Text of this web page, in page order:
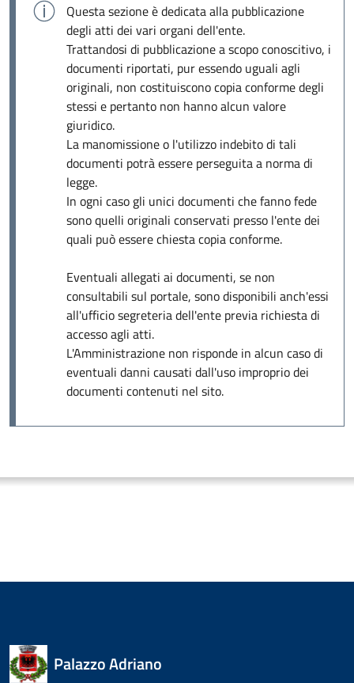
Questa sezione è dedicata alla pubblicazione
degli atti dei vari organi dell'ente.
Trattandosi di pubblicazione a scopo conoscitivo, i
documenti riportati, pur essendo uguali agli
originali, non costituiscono copia conforme degli
stessi e pertanto non hanno alcun valore
giuridico.
La manomissione o l'utilizzo indebito di tali
documenti potrà essere perseguita a norma di
legge.
In ogni caso gli unici documenti che fanno fede
sono quelli originali conservati presso l'ente dei
quali può essere chiesta copia conforme.
Eventuali allegati ai documenti, se non
consultabili sul portale, sono disponibili anch'essi
all'ufficio segreteria dell'ente previa richiesta di
accesso agli atti.
L'Amministrazione non risponde in alcun caso di
eventuali danni causati dall'uso improprio dei
documenti contenuti nel sito.
Palazzo Adriano